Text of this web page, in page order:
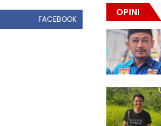
FACEBOOK
OPINI